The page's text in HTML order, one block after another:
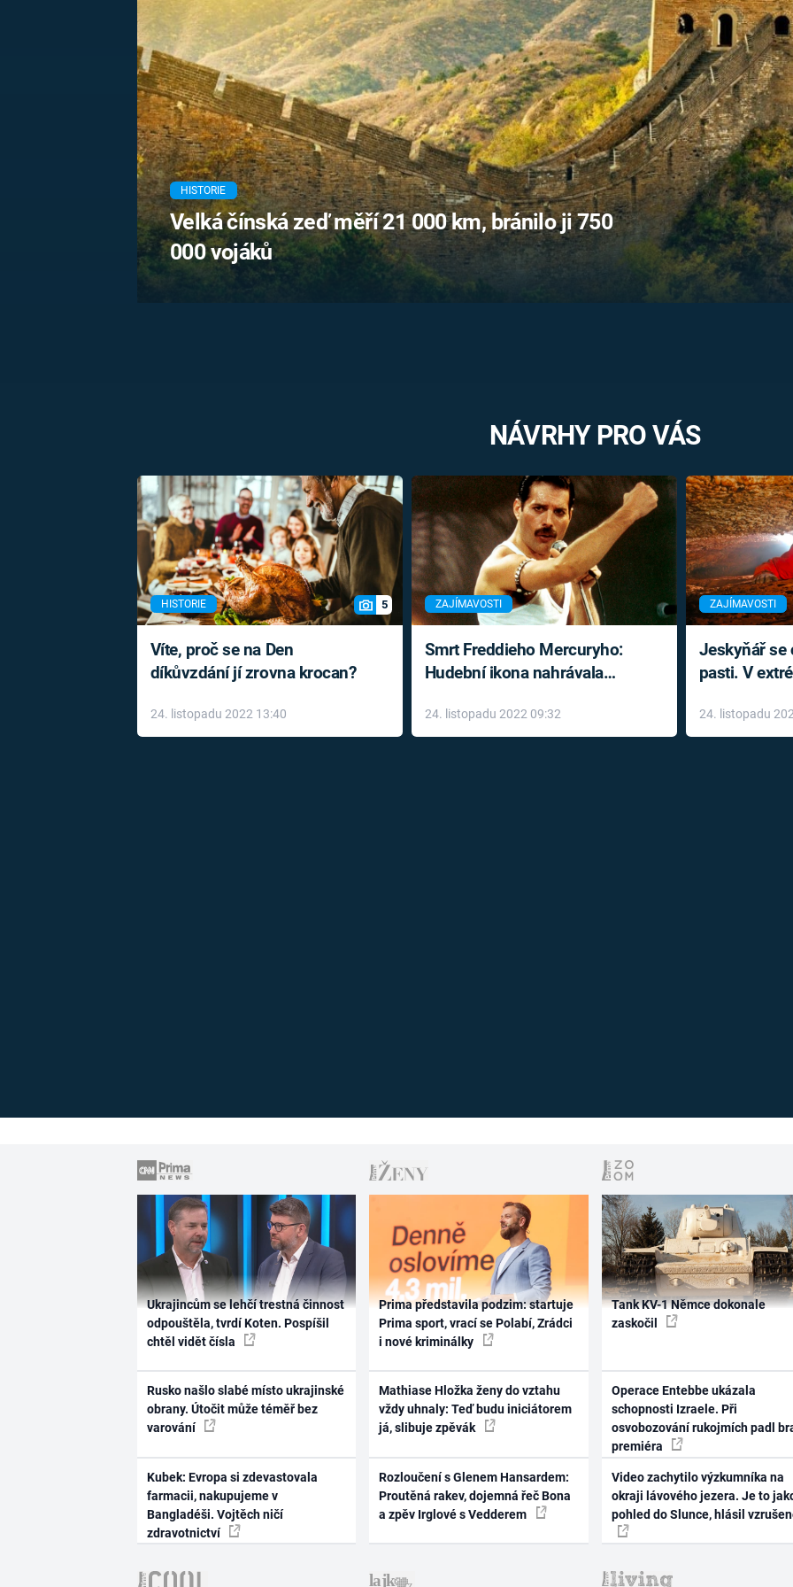
PRVNÍ SVĚTOVÁ
MARIE TEREZIE
NAPOLEON
BONAPARTE
BRITSKÁ
KRÁLOVSKÁ
RODINA
UFO A
MIMOZEMŠŤANÉ
UTAJENÉ PŘÍBĚHY
ČESKÝCH DĚJIN
ALTERNATIVNÍ
HISTORIE
FILMY
REALITA
HORORY
REALITA
OPTICKÉ
KLAMY
HISTORIE
Velká čínská zeď měří 21 000 km, bránilo ji 750
000 vojáků
NÁVRHY PRO VÁS
HISTORIE 5
Víte, proč se na Den
díkůvzdání jí zrovna krocan?
24. listopadu 2022 13:40
ZAJÍMAVOSTI
Smrt Freddieho Mercuryho:
Hudební ikona nahrávala
léky
24. listopadu 2022 09:32
ZAJÍMAVOSTI
Jeskyňář se
pasti. V
24. listopadu
Ukrajincům se lehčí trestná činnost
odpouštěla, tvrdí Koten. Pospíšil
chtěl vidět čísla
Rusko našlo slabé místo ukrajinské
obrany. Útočit může téměř bez
varování
Kubek: Evropa si zdevastovala
farmacii, nakupujeme v
Bangladéši. Vojtěch ničí
zdravotnictví
Prima představila podzim: startuje
Prima sport, vrací se Polabí, Zrádci
i nové kriminálky
Mathiase Hložka ženy do vztahu
vždy uhnaly: Teď budu iniciátorem
já, slibuje zpěvák
Rozloučení s Glenem Hansardem:
Proutěná rakev, dojemná řeč Bona
a zpěv Irglové s Vedderem
Tank KV-1 Němce dokonale
zaskočil
Operace Entebbe ukázala
schopnosti Izraele. Při
osvobozování rukojmích padl
premiéra
Video zachytilo výzkumníka na
okraji lávového jezera. Je to
pohled do Slunce, hlásil